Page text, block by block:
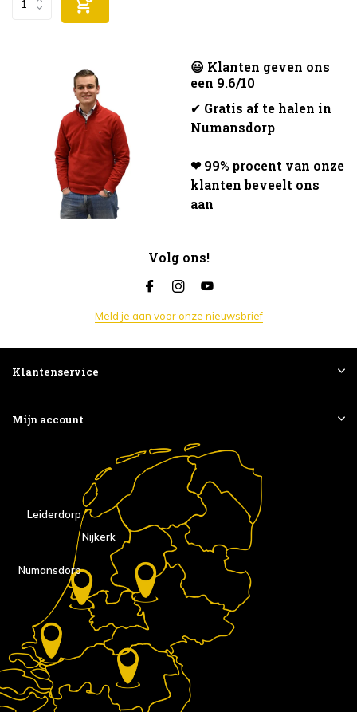
😃 Klanten geven ons
een 9.6/10
✔ Gratis af te halen in
Numansdorp
❤ 99% procent van onze
klanten beveelt ons
aan
Volg ons!
Meld je aan voor onze nieuwsbrief
Klantenservice
Mijn account
Nijkerk
Numansdorp
Leiderdorp